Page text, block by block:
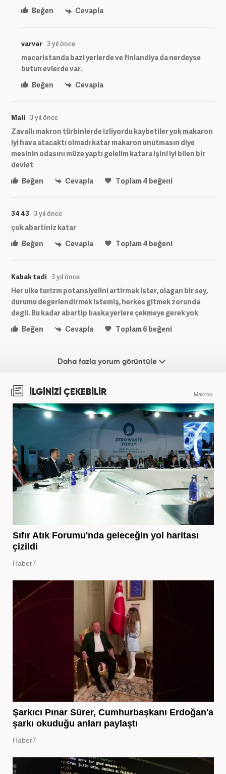
Beğen
Cevapla
varvar 3 yıl önce
macaristanda bazi yerlerde ve finlandiya da nerdeyse
butun evlerde var.
Beğen
Cevapla
Mali 3 yıl önce
Zavallı makron türbinlerde izliyordu kaybetiler yok makaron
iyi hava atacaktı olmadı katar makaron unutmasın diye
mesinin odasını müze yaptı gelelim katara işini iyi bilen bir
devlet
Beğen
Cevapla Toplam4 beğeni
34 43 3 yıl önce
çok abartiniz katar
Beğen
Cevapla Toplam4 beğeni
Kabak tadi 3 yıl önce
Her ulke turizm potansiyelini artirmak ister, olagan bir sey,
durumu degerlendirmek istemiş, herkes gitmek zorunda
degil. Bu kadar abartip baska yerlere çekmeye gerek yok
Beğen
Cevapla Toplam6 beğeni
Daha fazla yorum görüntüle
İLGİNİZİ ÇEKEBİLİR Makroo
Sıfır Atık Forumu'nda geleceğin yol haritası
çizildi
Haber7
Şarkıcı Pınar Sürer, Cumhurbaşkanı Erdoğan'a
şarkı okuduğu anları paylaştı
Haber7